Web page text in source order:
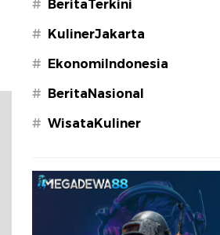
# BeritaTerkini
# KulinerJakarta
# EkonomiIndonesia
# BeritaNasional
# WisataKuliner